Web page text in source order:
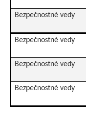
Bezpečnostné vedy
Bezpečnostné vedy
Bezpečnostné vedy
Bezpečnostné vedy